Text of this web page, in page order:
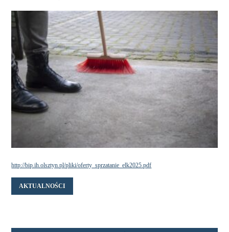
http://bip.ih.olsztyn.pl/pliki/oferty_sprzatanie_elk2025.pdf
AKTUALNOŚCI